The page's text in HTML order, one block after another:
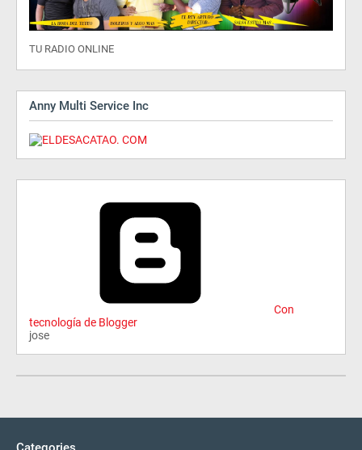
TU RADIO ONLINE
Anny Multi Service Inc
Con
tecnología de Blogger
jose